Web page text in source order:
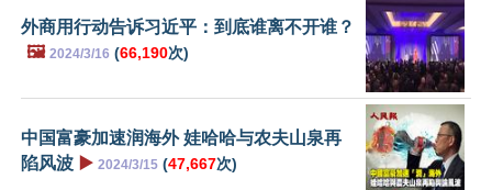
外商用行动告诉习近平：到底谁离不开谁？
🖼️ 2024/3/16 (66,190次)
中国富豪加速润海外 娃哈哈与农夫山泉再
陷风波 ▶️ 2024/3/15 (47,667次)